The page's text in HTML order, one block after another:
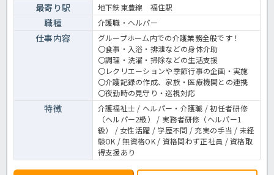
最寄り駅 地下鉄東豊線 福住駅
職種 介護職・ヘルパー
仕事内容
グループホーム内での介護業務全般です！
〇食事・入浴・排泄などの身体介助
〇調理・洗濯・掃除などの生活支援
〇レクリエーションや季節行事の企画・実施
〇介護記録の作成、家族・医療機関との連携
〇夜勤時の見守り・巡視対応
特徴
介護福祉士 / ヘルパー・介護職 / 初任者研修
（ヘルパー2級） / 実務者研修（ヘルパー1
級） / 女性活躍 / 学歴不問 / 充実の手当 / 未経
験OK / 無資格OK / 資格問わず正社員 / 資格取
得支援あり